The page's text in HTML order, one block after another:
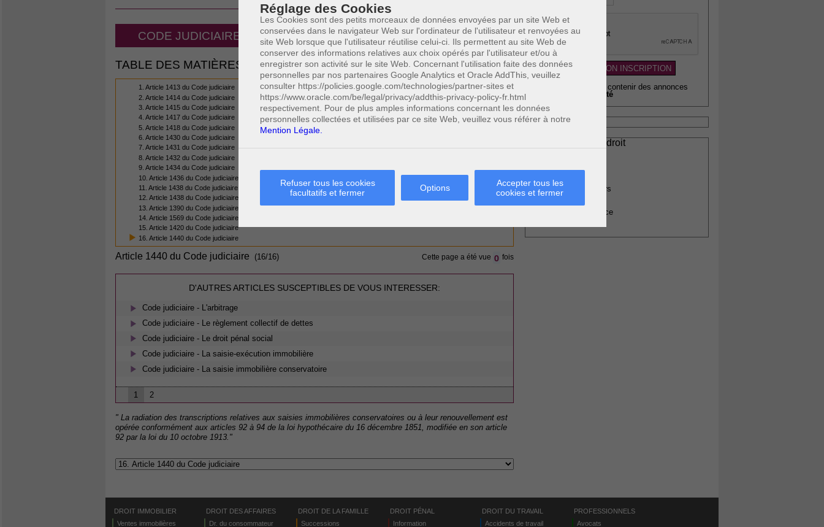
Réglage des Cookies
Les Cookies sont des petits morceaux de données envoyées par un site Web et
conservées dans le navigateur Web sur l'ordinateur de l'utilisateur et renvoyées au
site Web lorsque que l'utilisateur réutilise celui-ci. Ils permettent au site Web de
conserver des informations relatives aux choix opérés par l'utilisateur et/ou à
enregistrer son activité sur le site Web. Concernant l'utilisation faite des données
personnelles par nos partenaires Google Analytics et Oracle AddThis, veuillez
consulter https://policies.google.com/technologies/partner-sites et
https://www.oracle.com/be/legal/privacy/addthis-privacy-policy-fr.html
respectivement. Pour de plus amples informations concernant les données
personnelles collectées et utilisées par ce site Web, veuillez vous référer à notre
Mention Légale.
Refuser tous les cookies
facultatifs et fermer
Options
Accepter tous les
cookies et fermer
CODE JUDICIAIRE - LA SAISIE IMMOBILIÈRE CONSERVATOIRE
TABLE DES MATIÈRES
1. Article 1413 du Code judiciaire
2. Article 1414 du Code judiciaire
3. Article 1415 du Code judiciaire
4. Article 1417 du Code judiciaire
5. Article 1418 du Code judiciaire
6. Article 1430 du Code judiciaire
7. Article 1431 du Code judiciaire
8. Article 1432 du Code judiciaire
9. Article 1434 du Code judiciaire
10. Article 1436 du Code judiciaire
11. Article 1438 du Code judiciaire
12. Article 1438 du Code judiciaire
13. Article 1390 du Code judiciaire
14. Article 1569 du Code judiciaire
15. Article 1420 du Code judiciaire
16. Article 1440 du Code judiciaire
Article 1440 du Code judiciaire (16/16) Cette page a été vue 0 fois
D'AUTRES ARTICLES SUSCEPTIBLES DE VOUS INTERESSER:
Code judiciaire - L'arbitrage
Code judiciaire - Le règlement collectif de dettes
Code judiciaire - Le droit pénal social
Code judiciaire - La saisie-exécution immobilière
Code judiciaire - La saisie immobilière conservatoire
1 2
" La radiation des transcriptions relatives aux saisies immobilières conservatoires ou à leur renouvellement est
opérée conformément aux articles 92 à 94 de la loi hypothécaire du 16 décembre 1851, modifiée en son article
92 par la loi du 10 octobre 1913."
* Newsletter pouvant contenir des annonces
qualité
Professionnels du droit
Agents immobiliers
Huissiers de justice
DROIT IMMOBILIER
Ventes immobilières
DROIT DES AFFAIRES
Dr. du consommateur
DROIT DE LA FAMILLE
Successions
DROIT PÉNAL
Information
DROIT DU TRAVAIL
Accidents de travail
PROFESSIONNELS
Avocats